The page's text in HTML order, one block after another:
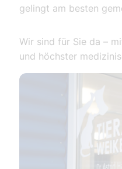
gelingt am besten
Wir sind für Sie da –
und höchster